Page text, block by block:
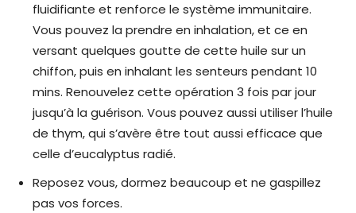
fluidifiante et renforce le système immunitaire.
Vous pouvez la prendre en inhalation, et ce en
versant quelques goutte de cette huile sur un
chiffon, puis en inhalant les senteurs pendant 10
mins. Renouvelez cette opération 3 fois par jour
jusqu’à la guérison. Vous pouvez aussi utiliser l’huile
de thym, qui s’avère être tout aussi efficace que
celle d’eucalyptus radié.
Reposez vous, dormez beaucoup et ne gaspillez
pas vos forces.